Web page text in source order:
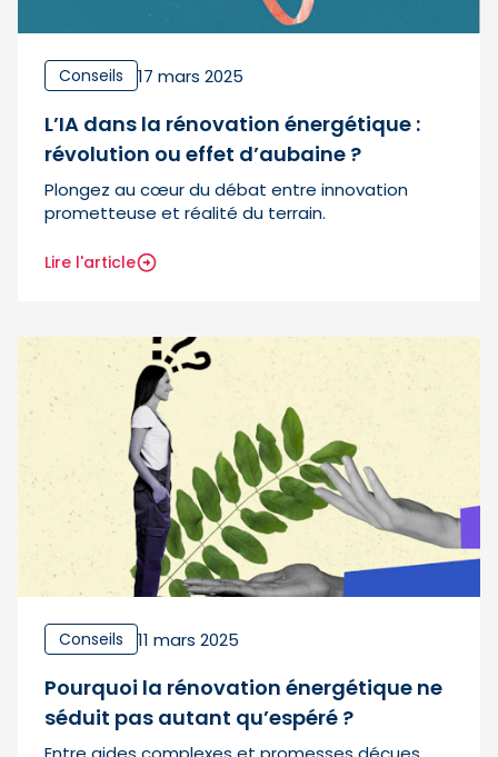
Conseils 17 mars 2025
L’IA dans la rénovation énergétique :
révolution ou effet d’aubaine ?
Plongez au cœur du débat entre innovation
prometteuse et réalité du terrain.
Lire l'article
Conseils 11 mars 2025
Pourquoi la rénovation énergétique ne
séduit pas autant qu’espéré ?